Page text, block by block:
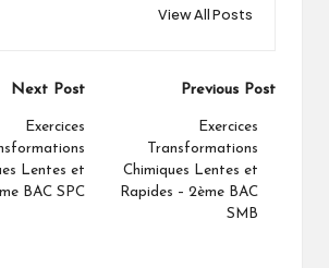
View All Posts
Post
navigation
Previous Post
Exercices
Transformations
Chimiques Lentes et
Rapides – 2ème BAC
SMB
Next Post
Exercices
Lentes et
BAC SPC